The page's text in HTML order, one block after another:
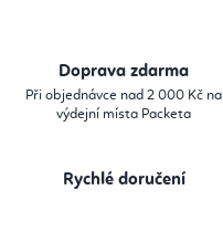
Doprava zdarma
Při objednávce nad 2 000 Kč na
výdejní místa Packeta
Rychlé doručení